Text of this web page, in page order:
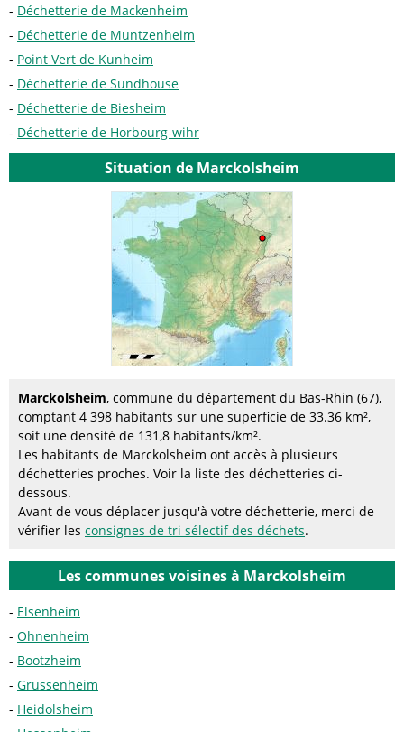
Déchetterie de Mackenheim
Déchetterie de Muntzenheim
Point Vert de Kunheim
Déchetterie de Sundhouse
Déchetterie de Biesheim
Déchetterie de Horbourg-wihr
Situation de Marckolsheim
Marckolsheim, commune du département du Bas-Rhin (67),
comptant 4 398 habitants sur une superficie de 33.36 km²,
soit une densité de 131,8 habitants/km².
Les habitants de Marckolsheim ont accès à plusieurs
déchetteries proches. Voir la liste des déchetteries ci-
dessous.
Avant de vous déplacer jusqu'à votre déchetterie, merci de
vérifier les consignes de tri sélectif des déchets.
Les communes voisines à Marckolsheim
Elsenheim
Ohnenheim
Bootzheim
Grussenheim
Heidolsheim